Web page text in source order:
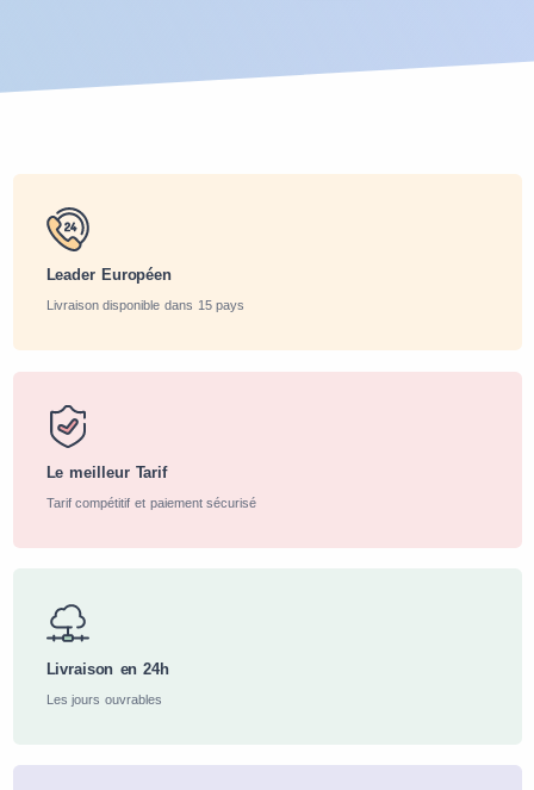
Leader Européen
Livraison disponible dans 15 pays
Le meilleur Tarif
Tarif compétitif et paiement sécurisé
Livraison en 24h
Les jours ouvrables